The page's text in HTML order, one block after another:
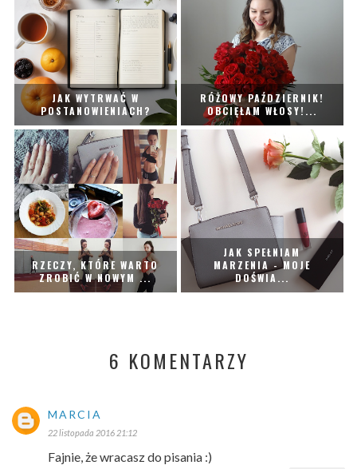
JAK WYTRWAĆ W
POSTANOWIENIACH?
RÓŻOWY PAŹDZIERNIK!
OBCIĘŁAM WŁOSY!...
RZECZY, KTÓRE WARTO
ZROBIĆ W NOWYM ...
JAK SPEŁNIAM
MARZENIA - MOJE
DOŚWIA...
6 KOMENTARZY
MARCIA
22 listopada 2016 21:12
Fajnie, że wracasz do pisania :)